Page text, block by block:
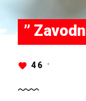
”
46